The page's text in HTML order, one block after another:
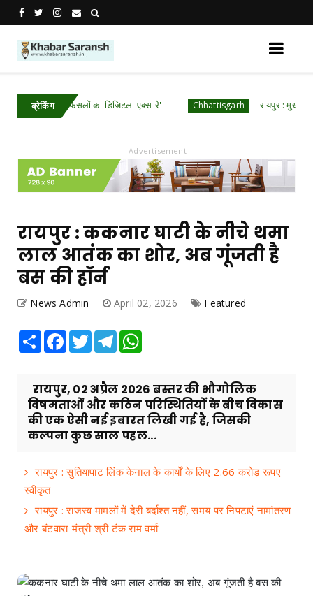
ब्रेकिंग
में खरीफ फसलों का डिजिटल 'एक्स-रे' Chhattisgarh रायपुर : मुख्यमंत्री श्री
- Advertisement-
रायपुर : ककनार घाटी के नीचे थमा
लाल आतंक का शोर, अब गूंजती है
बस की हॉर्न
News Admin April 02, 2026 Featured
Share Facebook
TwitterTelegram
रायपुर, 02 अप्रैल 2026 बस्तर की भौगोलिक
विषमताओं और कठिन परिस्थितियों के बीच विकास
की एक ऐसी नई इबारत लिखी गई है, जिसकी
कल्पना कुछ साल पहल...
रायपुर : सुतियापाट लिंक केनाल के कार्यों के लिए 2.66 करोड़ रूपए
स्वीकृत
रायपुर : राजस्व मामलों में देरी बर्दाश्त नहीं, समय पर निपटाएं नामांतरण
और बंटवारा-मंत्री श्री टंक राम वर्मा